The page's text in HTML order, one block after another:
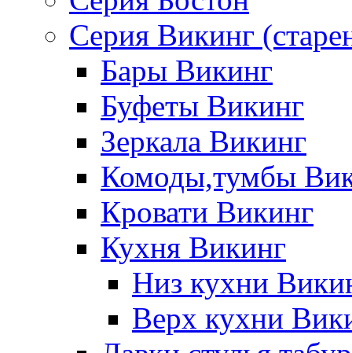
Серия Викинг
Бары Викинг
Буфеты Викинг
Зеркала Викинг
Комоды,тумбы
Кровати Викинг
Кухня Викинг
Низ кухни
Верх кухни